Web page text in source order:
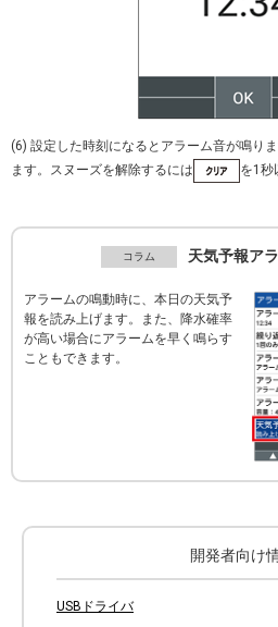
(6) 設定した時刻になるとアラーム音が鳴り
ます。スヌーズを解除するには
を1秒
天気予報ア
アラームの鳴動時に、本日の天気予
報を読み上げます。また、降水確率
が高い場合にアラームを早く鳴らす
こともできます。
開発者向け
USBドライバ